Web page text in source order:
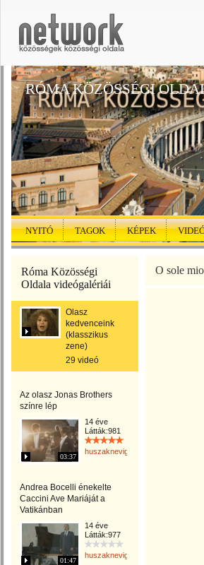
RÓMA KÖZÖSSÉGI
NYITÓ TAGOK KÉPEK
Róma Közösségi
Oldala videógalériái
Olasz
kedvenceink
(klasszikus
zene)
29 videó
Az olasz Jonas Brothers
színre lép
03:37
14 éve
Látták:981
huszaknevighgabriella
Andrea Bocelli énekelte
Caccini Ave Mariáját a
Vatikánban
01:47
14 éve
Látták:977
huszaknevighgabriella
O sole